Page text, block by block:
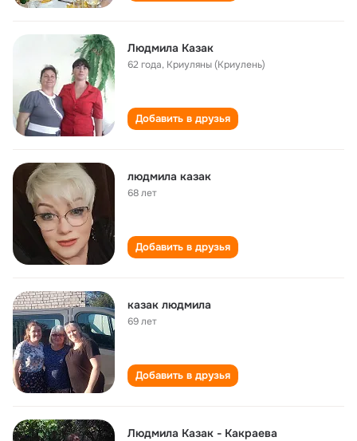
Людмила Казак
62 года, Криуляны (Криулень)
Добавить в друзья
людмила казак
68 лет
Добавить в друзья
казак людмила
69 лет
Добавить в друзья
Людмила Казак - Какраева